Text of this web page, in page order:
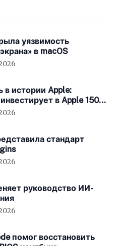
уязвимость
в macOS
в истории Apple:
в Apple 150
долларов
стандарт
руководство ИИ-
помог восстановить